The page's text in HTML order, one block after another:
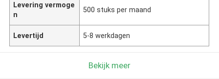
Levering vermoge
n
500 stuks per maand
Levertijd 5-8 werkdagen
Bekijk meer